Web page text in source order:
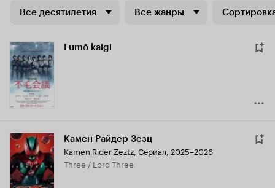
Все десятилетия Все жанры
Fumô kaigi
Камен Райдер Зезц
Kamen Rider Zeztz, Сериал, 2025–2026
Three / Lord Three